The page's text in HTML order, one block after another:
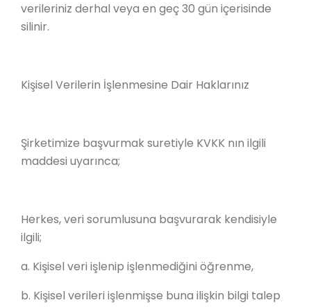
verileriniz derhal veya en geç 30 gün içerisinde
silinir.
Kişisel Verilerin İşlenmesine Dair Haklarınız
Şirketimize başvurmak suretiyle KVKK nın ilgili
maddesi uyarınca;
Herkes, veri sorumlusuna başvurarak kendisiyle
ilgili;
a. Kişisel veri işlenip işlenmediğini öğrenme,
b. Kişisel verileri işlenmişse buna ilişkin bilgi talep